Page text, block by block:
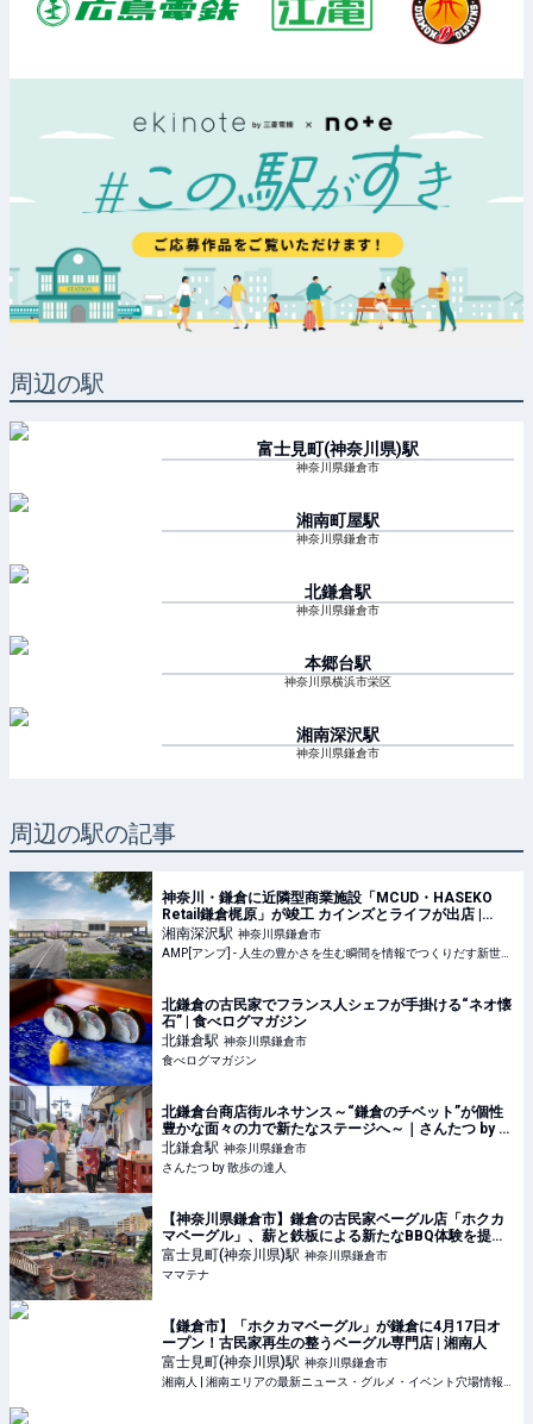
周辺の駅
富士見町(神奈川県)駅
神奈川県鎌倉市
湘南町屋駅
神奈川県鎌倉市
北鎌倉駅
神奈川県鎌倉市
本郷台駅
神奈川県横浜市栄区
湘南深沢駅
神奈川県鎌倉市
周辺の駅の記事
神奈川・鎌倉に近隣型商業施設「MCUD・HASEKO
Retail鎌倉梶原」が竣工 カインズとライフが出店 |
AMP[アンプ] - 人生の豊かさを生む瞬間を情報でつく
りだす新世代向けビジネスメディア
湘南深沢駅 神奈川県鎌倉市
北鎌倉の古民家でフランス人シェフが手掛ける“ネオ懐
石” | 食べログマガジン
北鎌倉駅 神奈川県鎌倉市
食べログマガジン
北鎌倉台商店街ルネサンス～“鎌倉のチベット”が個性
豊かな面々の力で新たなステージへ～｜さんたつ by 散
歩の達人
北鎌倉駅 神奈川県鎌倉市
さんたつ by 散歩の達人
【神奈川県鎌倉市】鎌倉の古民家ベーグル店「ホクカ
マベーグル」、薪と鉄板による新たなBBQ体験を提供 |
ママテナ
富士見町(神奈川県)駅 神奈川県鎌倉市
ママテナ
【鎌倉市】「ホクカマベーグル」が鎌倉に4月17日オ
ープン！古民家再生の整うベーグル専門店 | 湘南人
富士見町(神奈川県)駅 神奈川県鎌倉市